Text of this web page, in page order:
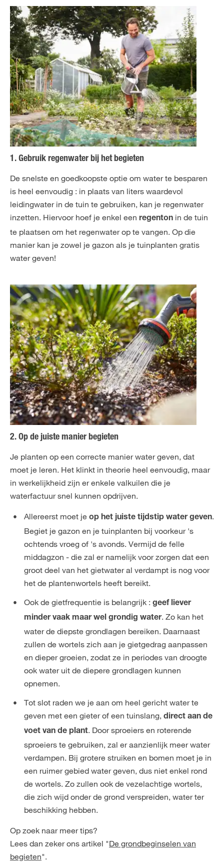
1. Gebruik regenwater bij het begieten
De snelste en goedkoopste optie om water te besparen
is heel eenvoudig : in plaats van liters waardevol
leidingwater in de tuin te gebruiken, kan je regenwater
inzetten. Hiervoor hoef je enkel een regenton in de tuin
te plaatsen om het regenwater op te vangen. Op die
manier kan je zowel je gazon als je tuinplanten gratis
water geven!
2. Op de juiste manier begieten
Je planten op een correcte manier water geven, dat
moet je leren. Het klinkt in theorie heel eenvoudig, maar
in werkelijkheid zijn er enkele valkuilen die je
waterfactuur snel kunnen opdrijven.
Allereerst moet je op het juiste tijdstip water geven.
Begiet je gazon en je tuinplanten bij voorkeur 's
ochtends vroeg of 's avonds. Vermijd de felle
middagzon - die zal er namelijk voor zorgen dat een
groot deel van het gietwater al verdampt is nog voor
het de plantenwortels heeft bereikt.
Ook de gietfrequentie is belangrijk : geef liever
minder vaak maar wel grondig water. Zo kan het
water de diepste grondlagen bereiken. Daarnaast
zullen de wortels zich aan je gietgedrag aanpassen
en dieper groeien, zodat ze in periodes van droogte
ook water uit de diepere grondlagen kunnen
opnemen.
Tot slot raden we je aan om heel gericht water te
geven met een gieter of een tuinslang, direct aan de
voet van de plant. Door sproeiers en roterende
sproeiers te gebruiken, zal er aanzienlijk meer water
verdampen. Bij grotere struiken en bomen moet je in
een ruimer gebied water geven, dus niet enkel rond
de wortels. Zo zullen ook de vezelachtige wortels,
die zich wijd onder de grond verspreiden, water ter
beschikking hebben.
Op zoek naar meer tips?
Lees dan zeker ons artikel "De grondbeginselen van
begieten".